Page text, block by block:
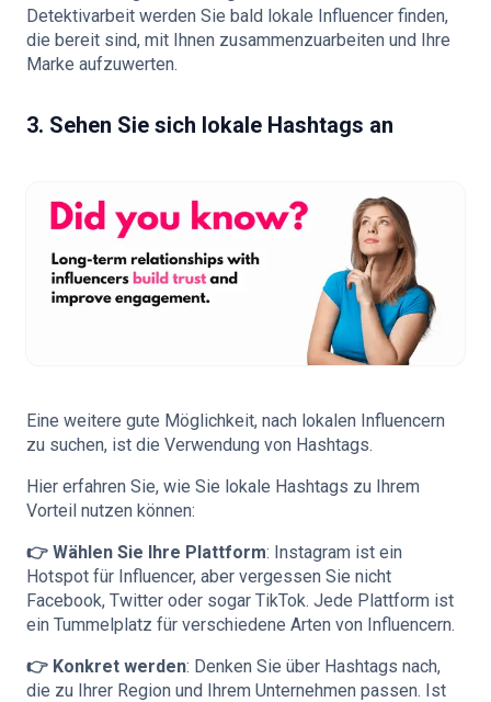
Detektivarbeit werden Sie bald lokale Influencer finden,
die bereit sind, mit Ihnen zusammenzuarbeiten und Ihre
Marke aufzuwerten.
3. Sehen Sie sich lokale Hashtags an
Eine weitere gute Möglichkeit, nach lokalen Influencern
zu suchen, ist die Verwendung von Hashtags.
Hier erfahren Sie, wie Sie lokale Hashtags zu Ihrem
Vorteil nutzen können:
👉 Wählen Sie Ihre Plattform: Instagram ist ein
Hotspot für Influencer, aber vergessen Sie nicht
Facebook, Twitter oder sogar TikTok. Jede Plattform ist
ein Tummelplatz für verschiedene Arten von Influencern.
👉 Konkret werden: Denken Sie über Hashtags nach,
die zu Ihrer Region und Ihrem Unternehmen passen. Ist